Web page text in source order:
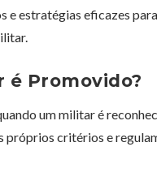
estratégias eficazes
é Promovido?
um militar é
próprios critérios e